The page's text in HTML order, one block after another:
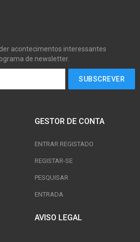
acontecimentos interessantes
de newsletter.
GESTOR DE CONTA
ENTRAR REGISTADO
REGISTAR-SE
PESQUISAR
ENTRADA
AVISO LEGAL